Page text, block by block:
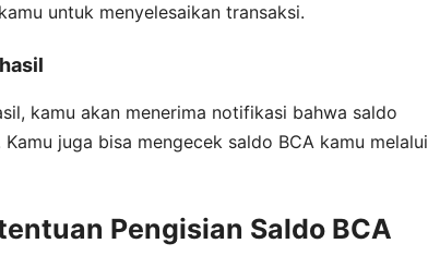
untuk menyelesaikan transaksi.
kamu akan menerima notifikasi bahwa saldo
juga bisa mengecek saldo BCA kamu melalui
Pengisian Saldo BCA